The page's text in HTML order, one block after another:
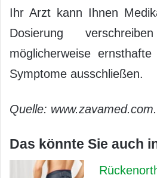
Ihr Arzt kann Ihnen
Dosierung
möglicherweise
Symptome ausschließen.
Quelle: www.zavamed.com.
Das könnte Sie auch